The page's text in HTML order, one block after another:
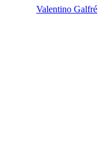
Valentino Galfré